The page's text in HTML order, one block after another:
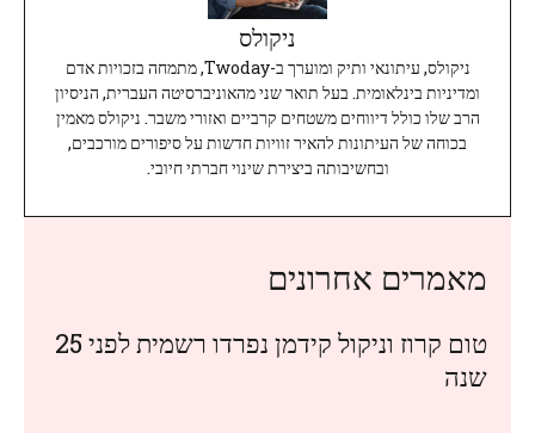
ניקולס
ניקולס, עיתונאי ותיק ומוערך ב-Twoday, מתמחה בזכויות אדם
ומדיניות בינלאומית. בעל תואר שני מהאוניברסיטה העברית, הניסיון
הרב שלו כולל דיווחים משטחים קרביים ואזורי משבר. ניקולס מאמין
בכוחה של העיתונות להאיר זוויות חדשות על סיפורים מורכבים,
ובחשיבותה ביצירת שינוי חברתי חיובי.
מאמרים אחרונים
טום קרוז וניקול קידמן נפרדו רשמית לפני 25
שנה